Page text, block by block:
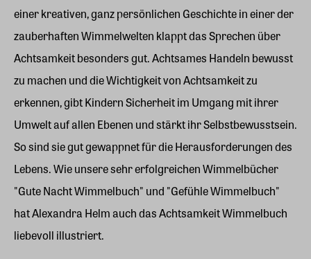
einer kreativen, ganz persönlichen Geschichte in einer der
zauberhaften Wimmelwelten klappt das Sprechen über
Achtsamkeit besonders gut. Achtsames Handeln bewusst
zu machen und die Wichtigkeit von Achtsamkeit zu
erkennen, gibt Kindern Sicherheit im Umgang mit ihrer
Umwelt auf allen Ebenen und stärkt ihr Selbstbewusstsein.
So sind sie gut gewappnet für die Herausforderungen des
Lebens. Wie unsere sehr erfolgreichen Wimmelbücher
"Gute Nacht Wimmelbuch" und "Gefühle Wimmelbuch"
hat Alexandra Helm auch das Achtsamkeit Wimmelbuch
liebevoll illustriert.